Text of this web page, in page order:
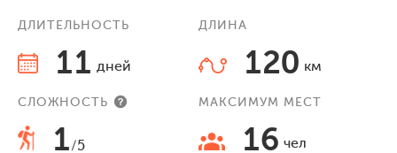
ДЛИТЕЛЬНОСТЬ
11 дней
ДЛИНА
120 км
СЛОЖНОСТЬ
1/5
МАКСИМУМ МЕСТ
16 чел